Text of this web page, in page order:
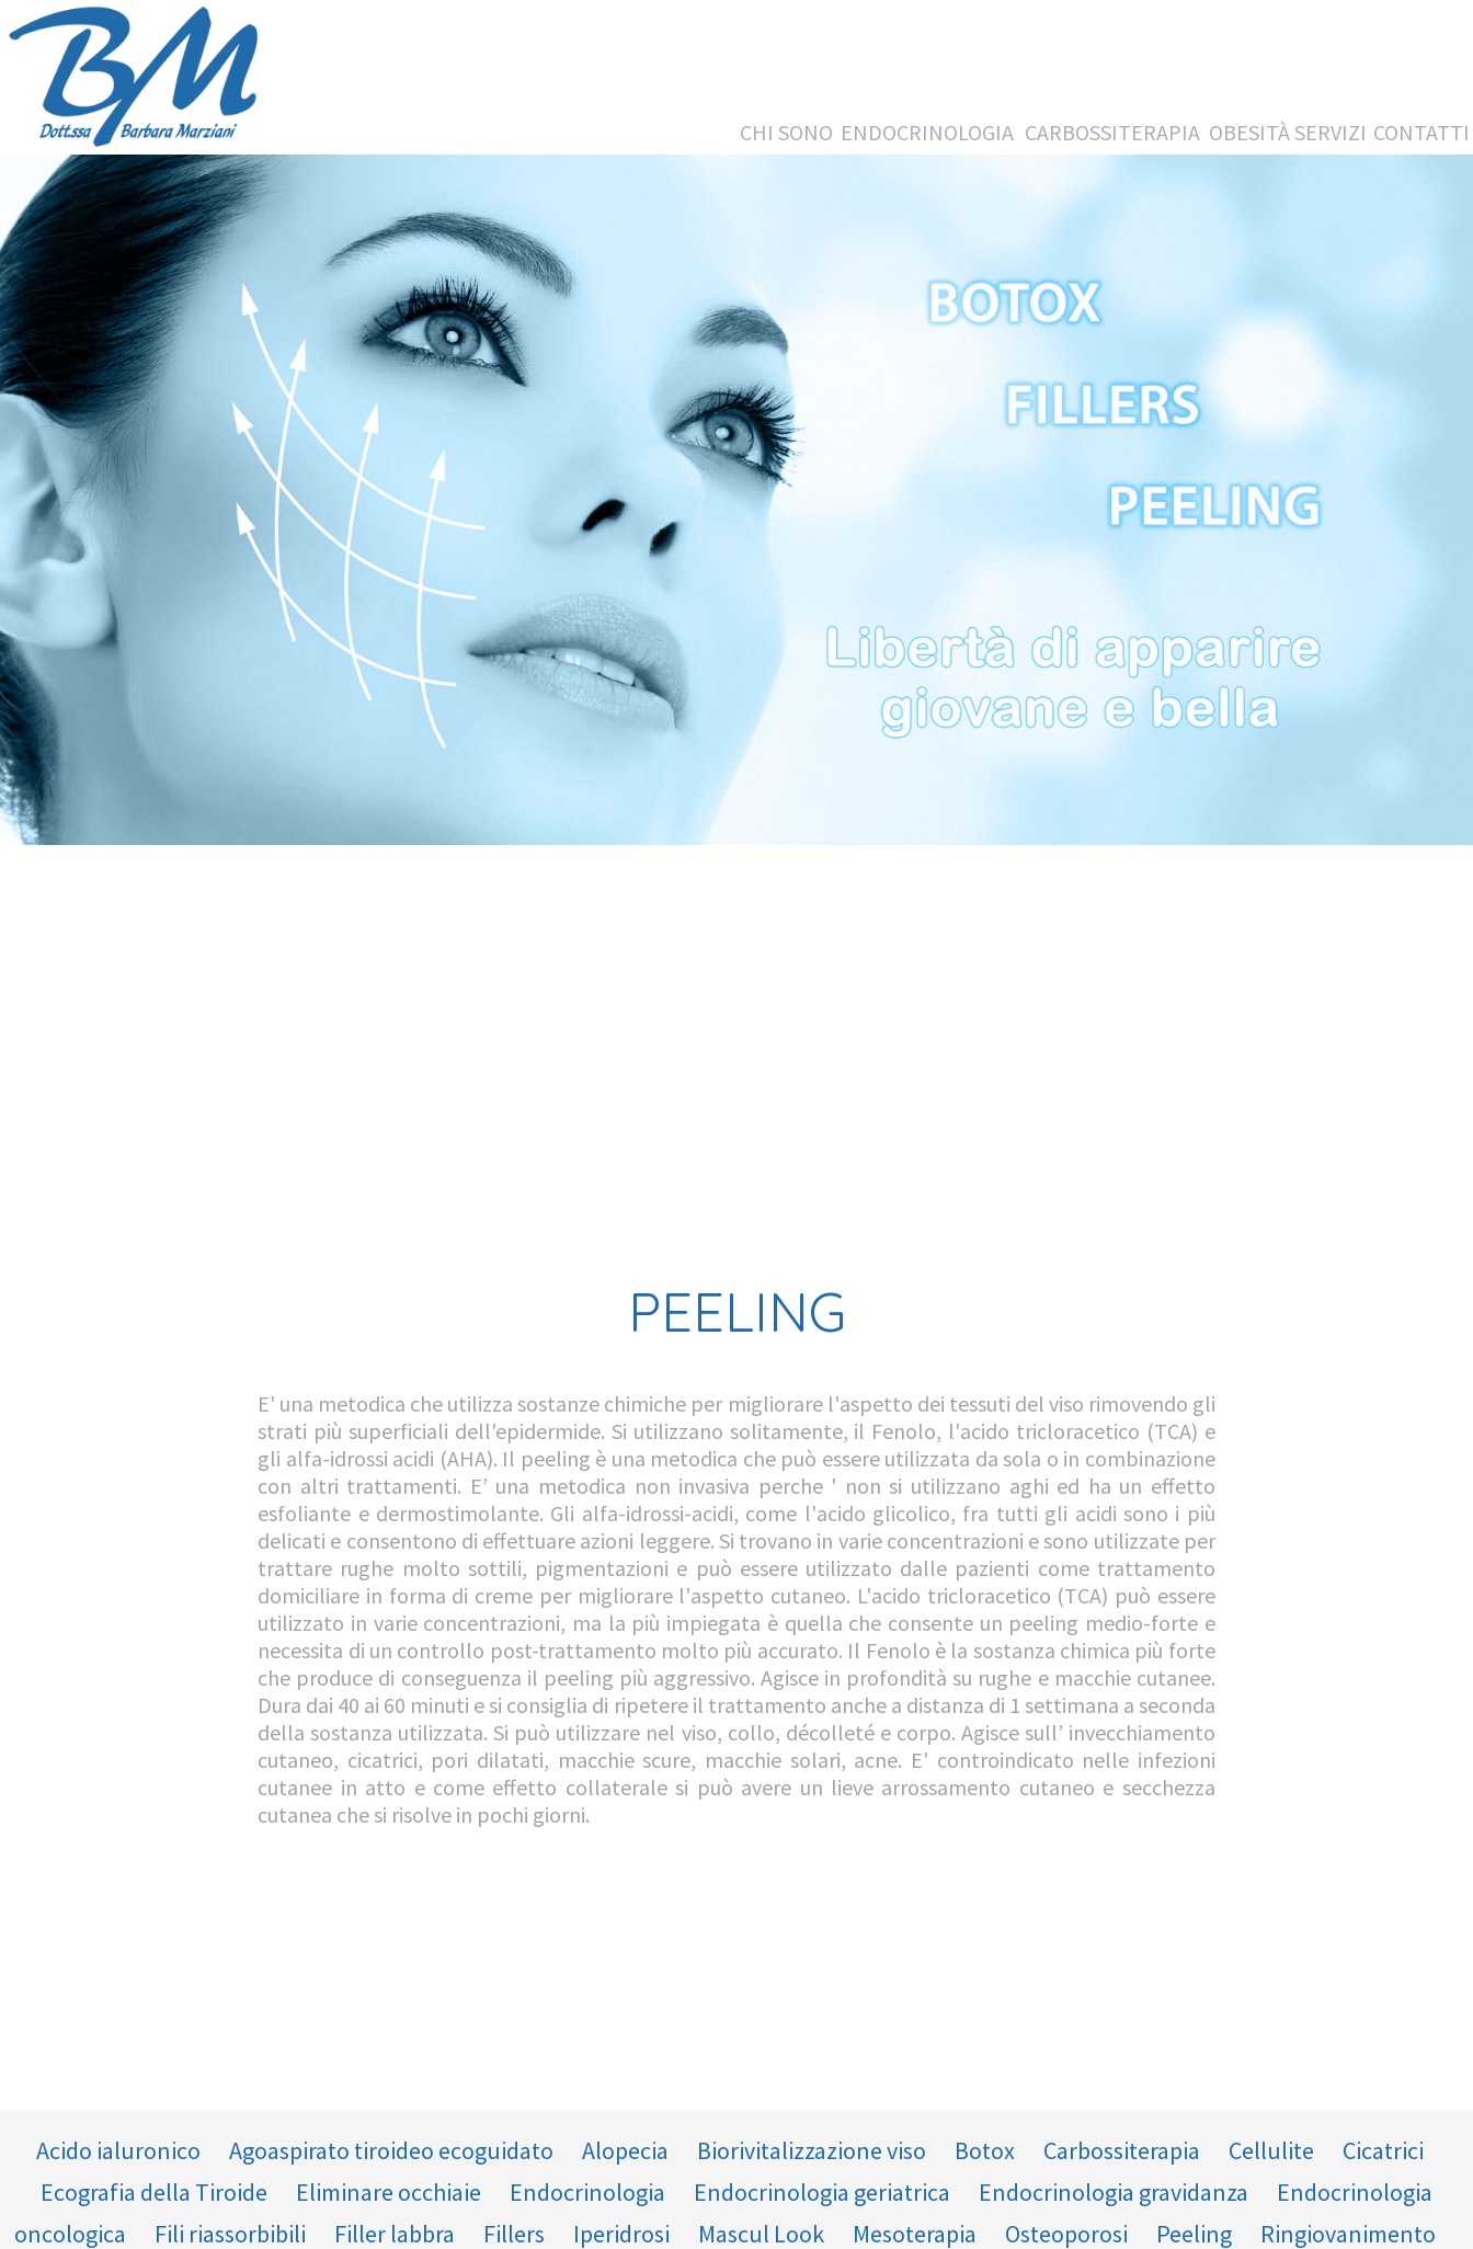
CHI SONO ENDOCRINOLOGIA CARBOSSITERAPIA OBESITÀ SERVIZI CONTATTI
PEELING
E' una metodica che utilizza sostanze chimiche per migliorare l'aspetto dei tessuti del viso rimovendo gli
strati più superficiali dell'epidermide. Si utilizzano solitamente, il Fenolo, l'acido tricloracetico (TCA) e
gli alfa-idrossi acidi (AHA). Il peeling è una metodica che può essere utilizzata da sola o in combinazione
con altri trattamenti. E’ una metodica non invasiva perche ' non si utilizzano aghi ed ha un effetto
esfoliante e dermostimolante. Gli alfa-idrossi-acidi, come l'acido glicolico, fra tutti gli acidi sono i più
delicati e consentono di effettuare azioni leggere. Si trovano in varie concentrazioni e sono utilizzate per
trattare rughe molto sottili, pigmentazioni e può essere utilizzato dalle pazienti come trattamento
domiciliare in forma di creme per migliorare l'aspetto cutaneo. L'acido tricloracetico (TCA) può essere
utilizzato in varie concentrazioni, ma la più impiegata è quella che consente un peeling medio-forte e
necessita di un controllo post-trattamento molto più accurato. Il Fenolo è la sostanza chimica più forte
che produce di conseguenza il peeling più aggressivo. Agisce in profondità su rughe e macchie cutanee.
Dura dai 40 ai 60 minuti e si consiglia di ripetere il trattamento anche a distanza di 1 settimana a seconda
della sostanza utilizzata. Si può utilizzare nel viso, collo, décolleté e corpo. Agisce sull’ invecchiamento
cutaneo, cicatrici, pori dilatati, macchie scure, macchie solari, acne. E' controindicato nelle infezioni
cutanee in atto e come effetto collaterale si può avere un lieve arrossamento cutaneo e secchezza
cutanea che si risolve in pochi giorni.